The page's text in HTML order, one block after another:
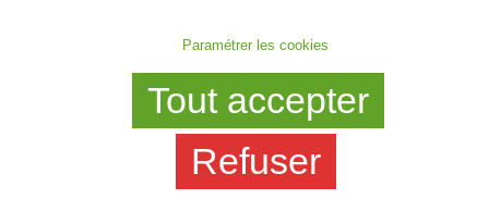
Paramétrer les cookies
Tout accepter
Refuser